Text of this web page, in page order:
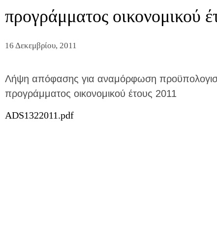
προγράμματος οικονομικού
16 Δεκεμβρίου, 2011
Λήψη απόφασης για αναμόρφωση
προγράμματος οικονομικού έτους 2011
ADS1322011.pdf